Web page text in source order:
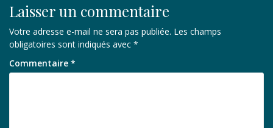
Laisser un commentaire
Votre adresse e-mail ne sera pas publiée. Les champs
obligatoires sont indiqués avec *
Commentaire *